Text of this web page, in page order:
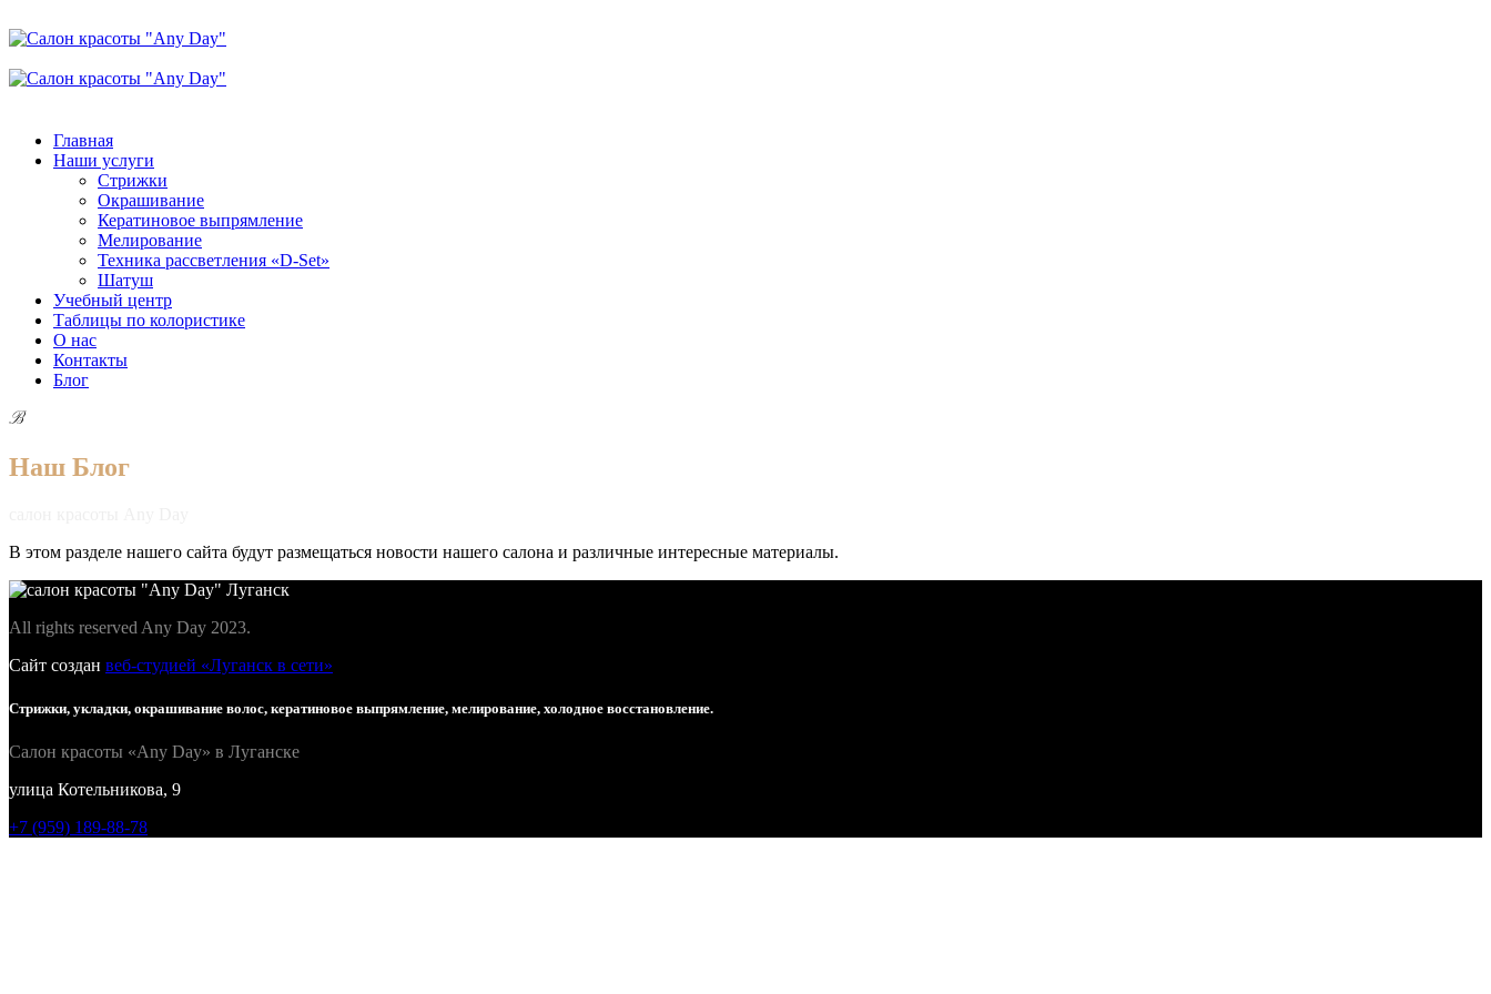
Главная
Наши услуги
Стрижки
Окрашивание
Кератиновое выпрямление
Мелирование
Техника рассветления «D-Set»
Шатуш
Учебный центр
Таблицы по колористике
О нас
Контакты
Блог
B
Наш Блог
В этом разделе нашего сайта будут размещаться новости нашего салона и различные интересные материалы.
All rights reserved Any Day 2023.
Сайт создан веб-студией «Луганск в сети»
Стрижки, укладки, окрашивание волос, кератиновое выпрямление, мелирование, холодное восстановление.
Салон красоты «Any Day» в Луганске
улица Котельникова, 9
+7 (959) 189-88-78